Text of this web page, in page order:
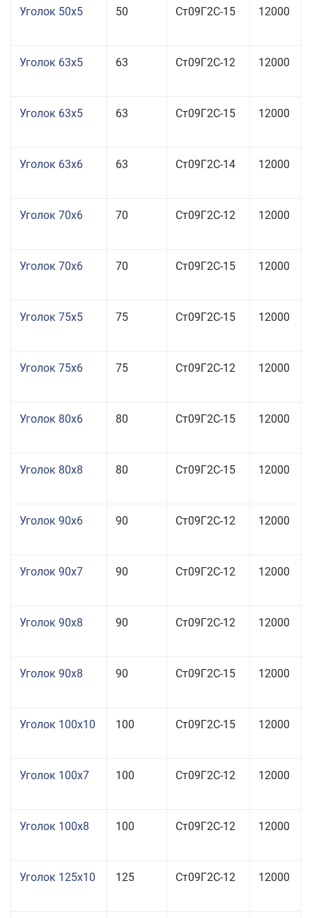
Уголок 50x5 50 Ст09Г2С-15 12000
Уголок 63x5 63 Ст09Г2С-12 12000
Уголок 63x5 63 Ст09Г2С-15 12000
Уголок 63x6 63 Ст09Г2С-14 12000
Уголок 70x6 70 Ст09Г2С-12 12000
Уголок 70x6 70 Ст09Г2С-15 12000
Уголок 75x5 75 Ст09Г2С-15 12000
Уголок 75x6 75 Ст09Г2С-12 12000
Уголок 80x6 80 Ст09Г2С-15 12000
Уголок 80x8 80 Ст09Г2С-15 12000
Уголок 90x6 90 Ст09Г2С-12 12000
Уголок 90x7 90 Ст09Г2С-12 12000
Уголок 90x8 90 Ст09Г2С-12 12000
Уголок 90x8 90 Ст09Г2С-15 12000
Уголок 100x10 100 Ст09Г2С-15 12000
Уголок 100x7 100 Ст09Г2С-12 12000
Уголок 100x8 100 Ст09Г2С-12 12000
Уголок 125x10 125 Ст09Г2С-12 12000